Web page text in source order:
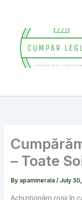
content
– Toate
By apaminerala/ July
Achiziționăm roșii în